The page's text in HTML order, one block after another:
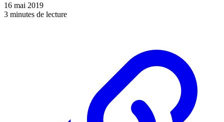
16 mai 2019
3 minutes de lecture